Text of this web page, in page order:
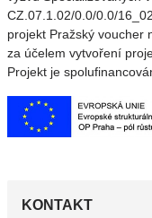
CZ.07.1.02/0.0/0.0/
projekt Pražský voucher
za účelem vytvoření
Projekt je
KONTAKT